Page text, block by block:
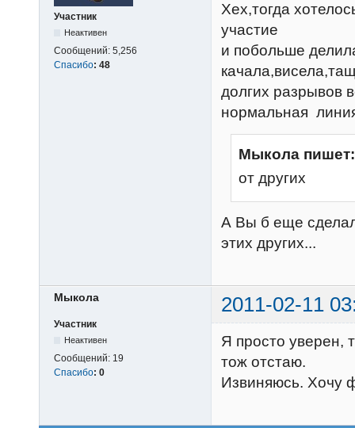
Участник
Неактивен
Сообщений: 5,256
Спасибо: 48
Хех,тогда
участие
и побольше
долгих разрывов
нормальная
Мыкола пишет:
от других
А Вы б еще
этих других...
Мыкола 2011-02-11
Участник
Неактивен
Сообщений: 19
Спасибо: 0
Я просто уверен,
тож отстаю.
Извиняюсь. Хочу